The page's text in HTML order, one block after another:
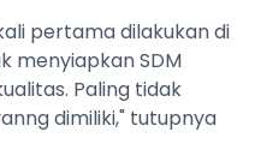
pertama dilakukan di
menyiapkan SDM
Paling tidak
dimiliki," tutupnya